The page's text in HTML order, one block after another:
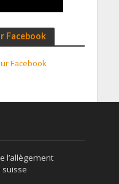
Facebook
Facebook
l’allègement
suisse